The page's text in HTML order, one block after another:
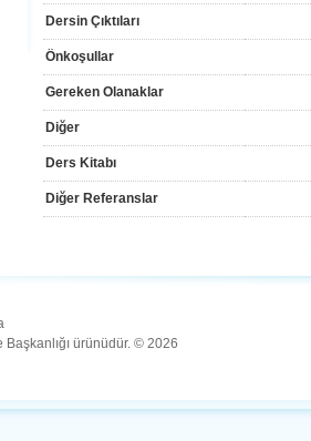
Dersin Çıktıları
Önkoşullar
Gereken Olanaklar
Diğer
Ders Kitabı
Diğer Referanslar
ürünüdür. © 2026